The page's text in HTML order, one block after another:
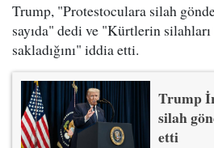
Trump, "Protestoculara silah
sayıda" dedi ve "Kürtlerin
sakladığını" iddia etti.
Trump
silah
etti